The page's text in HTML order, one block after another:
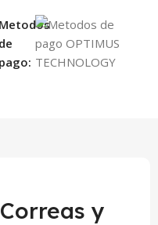
Metodos
de
pago:
y